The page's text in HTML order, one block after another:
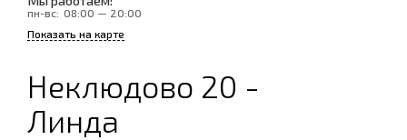
пн-вс: 08:00 — 20:00
Показать на карте
Неклюдово 20 -
Линда